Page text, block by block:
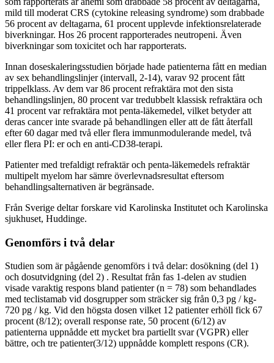
mild till moderat CRS (cytokine releasing syndrome) som drabbade
56 procent av deltagarna, 61 procent upplevde infektionsrelaterade
biverkningar. Hos 26 procent rapporterades neutropeni. Även
biverkningar som toxicitet och har rapporterats.
Innan doseskaleringsstudien började hade patienterna fått en median
av sex behandlingslinjer (intervall, 2-14), varav 92 procent fått
trippelklass. Av dem var 86 procent refraktära mot den sista
behandlingslinjen, 80 procent var tredubbelt klassisk refraktära och
41 procent var refraktära mot penta-läkemedel, vilket betyder att
deras cancer inte svarade på behandlingen eller att de fått återfall
efter 60 dagar med två eller flera immunmodulerande medel, två
eller flera PI: er och en anti-CD38-terapi.
Patienter med trefaldigt refraktär och penta-läkemedels refraktär
multipelt myelom har sämre överlevnadsresultat eftersom
behandlingsalternativen är begränsade.
Från Sverige deltar forskare vid Karolinska Institutet och Karolinska
sjukhuset, Huddinge.
Genomförs i två delar
Studien som är pågående genomförs i två delar: dosökning (del 1)
och dosutvidgning (del 2) . Resultat från fas 1-delen av studien
visade varaktig respons bland patienter (n = 78) som behandlades
med teclistamab vid dosgrupper som sträcker sig från 0,3 pg / kg-
720 pg / kg. Vid den högsta dosen vilket 12 patienter erhöll fick 67
procent (8/12); overall response rate, 50 procent (6/12) av
patienterna uppnådde ett mycket bra partiellt svar (VGPR) eller
bättre, och tre patienter(3/12) uppnådde komplett respons (CR).